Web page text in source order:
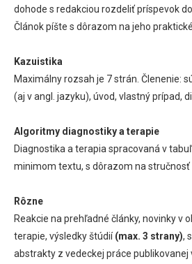
dohode s redakciou rozdeliť príspevok
Článok píšte s dôrazom na jeho
Kazuistika
Maximálny rozsah je 7 strán. Členenie:
(aj v angl. jazyku), úvod, vlastný prípad,
Algoritmy diagnostiky a terapie
Diagnostika a terapia spracovaná v
minimom textu, s dôrazom na stručnosť
Rôzne
Reakcie na prehľadné články, novinky v
terapie, výsledky štúdií(max. 3 strany),
abstrakty z vedeckej práce publikovanej